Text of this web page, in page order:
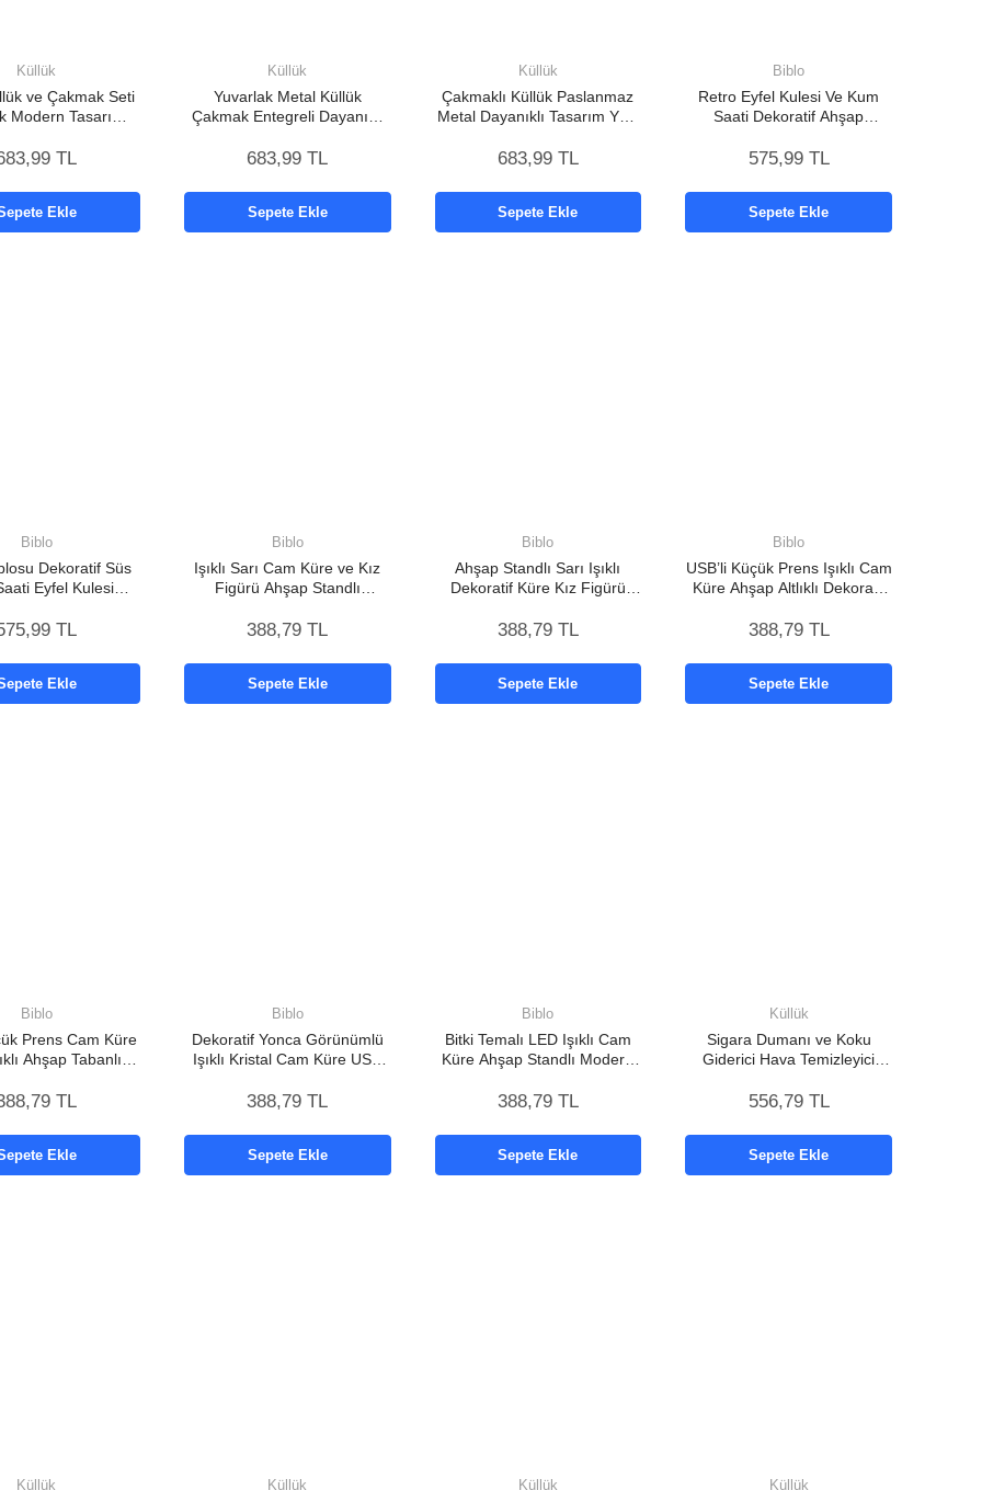
Küllük
ve Çakmak Seti
Modern Tasarım
TL
Ekle
Küllük
Yuvarlak Metal Küllük
Çakmak Entegreli Dayanıklı
683,99 TL
Sepete Ekle
Küllük
Çakmaklı Küllük Paslanmaz
Metal Dayanıklı Tasarım Yeni
683,99 TL
Sepete Ekle
Biblo
Retro Eyfel Kulesi Ve Kum
Saati Dekoratif Ahşap
575,99 TL
Sepete Ekle
Biblo
Dekoratif Süs
Eyfel Kulesi
TL
Ekle
Biblo
Işıklı Sarı Cam Küre ve Kız
Figürü Ahşap Standlı
388,79 TL
Sepete Ekle
Biblo
Ahşap Standlı Sarı Işıklı
Dekoratif Küre Kız Figürü
388,79 TL
Sepete Ekle
Biblo
USB’li Küçük Prens Işıklı Cam
Küre Ahşap Altlıklı Dekoratif
388,79 TL
Sepete Ekle
Biblo
Prens Cam Küre
Ahşap Tabanlı
TL
Ekle
Biblo
Dekoratif Yonca Görünümlü
Işıklı Kristal Cam Küre USB
388,79 TL
Sepete Ekle
Biblo
Bitki Temalı LED Işıklı Cam
Küre Ahşap Standlı Modern
388,79 TL
Sepete Ekle
Küllük
Sigara Dumanı ve Koku
Giderici Hava Temizleyici
556,79 TL
Sepete Ekle
Küllük Küllük Küllük Küllük